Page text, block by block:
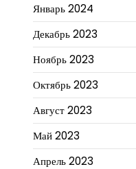
Январь 2024
Декабрь 2023
Ноябрь 2023
Октябрь 2023
Август 2023
Май 2023
Апрель 2023